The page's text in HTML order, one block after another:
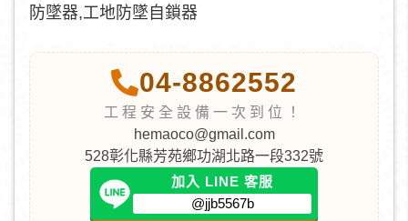
防墜器,工地防墜自鎖器
04-8862552
工程安全設備一次到位！
hemaoco@gmail.com
528彰化縣芳苑鄉功湖北路一段332號
加入 LINE 客服
@jjb5567b